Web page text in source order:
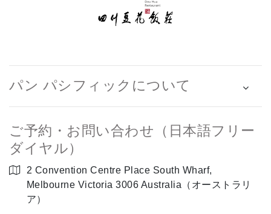
パン パシフィックについて
ご予約・お問い合わせ（日本語フリー
ダイヤル）
2 Convention Centre Place South Wharf,
Melbourne Victoria 3006 Australia（オーストラリ
ア）